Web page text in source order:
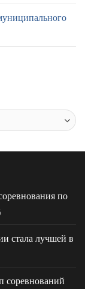
по
стала лучшей в
соревнований